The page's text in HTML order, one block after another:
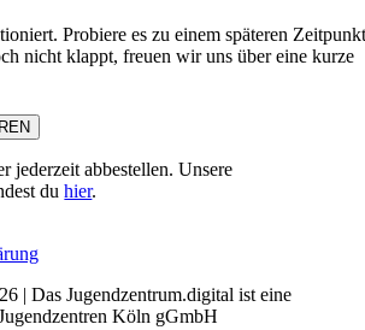
Probiere es zu einem späteren
nicht klappt, freuen wir uns über eine kurze
jederzeit abbestellen. Unsere
duhier.
| Das Jugendzentrum.digital ist eine
Köln gGmbH